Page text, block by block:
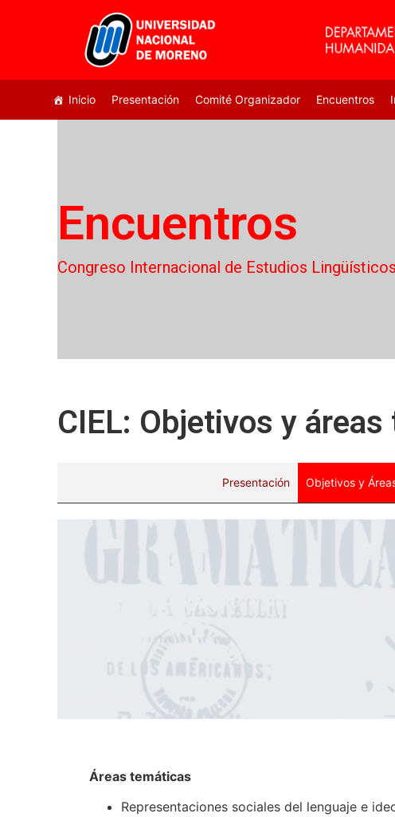
Inicio Presentación Comité Organizador Encuentros
Encuentros
Congreso Internacional de Estudios
CIEL: Objetivos y
Presentación Objetivos y
Áreas temáticas
Representaciones sociales del lenguaje e